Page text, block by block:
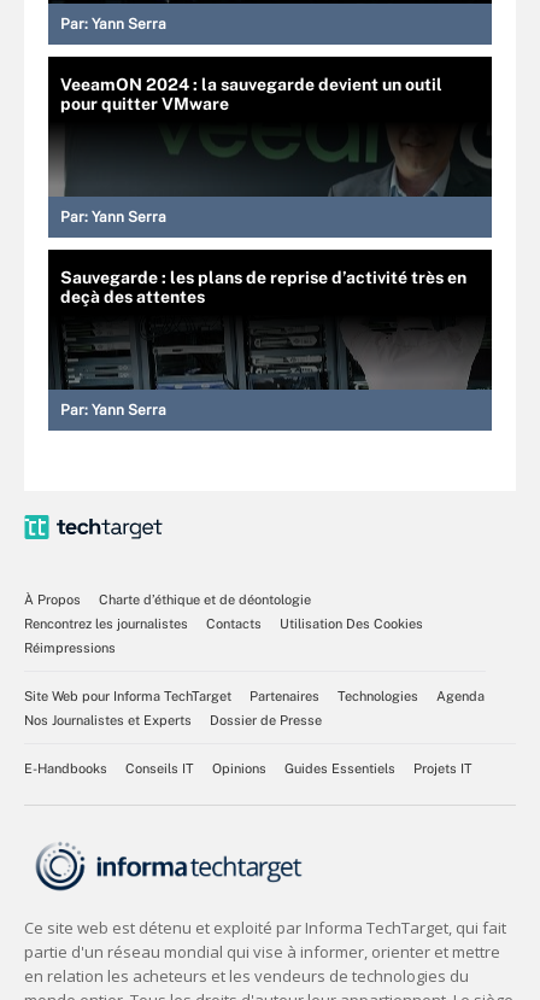
Par: Yann Serra
VeeamON 2024 : la sauvegarde devient un outil
pour quitter VMware
Par: Yann Serra
Sauvegarde : les plans de reprise d’activité très en
deçà des attentes
Par: Yann Serra
À Propos
Charte d’éthique et de déontologie
Rencontrez les journalistes
Contacts
Utilisation Des Cookies
Réimpressions
Site Web pour Informa TechTarget Partenaires Technologies
Agenda
Nos Journalistes et Experts
Dossier de Presse
E-Handbooks Conseils IT Opinions Guides Essentiels Projets IT